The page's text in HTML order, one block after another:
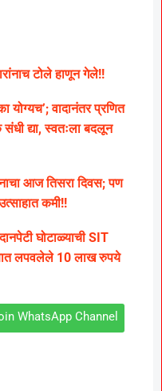
टोले हाणून गेले!!
योग्यच’; वादानंतर प्रणित
संधी द्या, स्वतःला बदलून
आज तिसरा दिवस; पण
कमी!!
घोटाळ्याची SIT
लपवलेले 10 लाख रुपये
WhatsApp Channel